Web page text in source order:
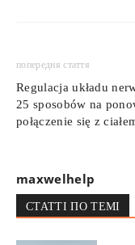
попередня стаття
Regulacja układu
25 sposobów na
połączenie się z
maxwelhelp
СТАТТІ ПО ТЕМІ